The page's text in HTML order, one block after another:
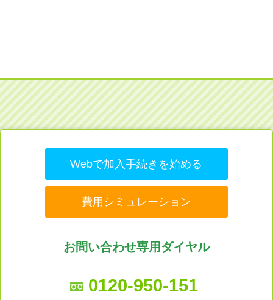
Webで加入手続きを始める
費用シミュレーション
お問い合わせ専用ダイヤル
0120-950-151